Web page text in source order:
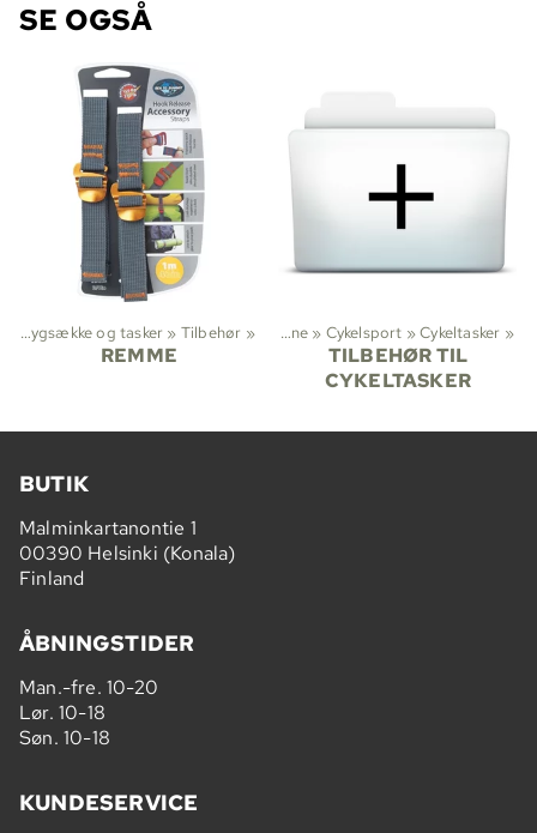
SE OGSÅ
Rygsække og tasker ‪» Tilbehør ‪»
REMME
Sportsgrene ‪» Cykelsport ‪»Cykeltasker ‪»
TILBEHØR TIL
CYKELTASKER
BUTIK
Malminkartanontie 1
00390 Helsinki (Konala)
Finland
ÅBNINGSTIDER
Man.-fre. 10-20
Lør. 10-18
Søn. 10-18
KUNDESERVICE